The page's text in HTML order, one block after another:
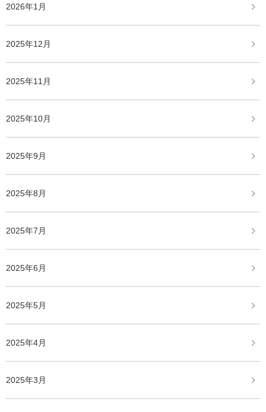
2026年1月
2025年12月
2025年11月
2025年10月
2025年9月
2025年8月
2025年7月
2025年6月
2025年5月
2025年4月
2025年3月